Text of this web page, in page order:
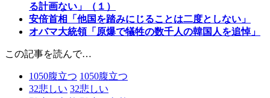
る計画ない」（１）
安倍首相「他国を踏みにじることは二度としない」
オバマ大統領「原爆で犠牲の数千人の韓国人を追悼」
この記事を読んで…
1050腹立つ 1050腹立つ
32悲しい 32悲しい